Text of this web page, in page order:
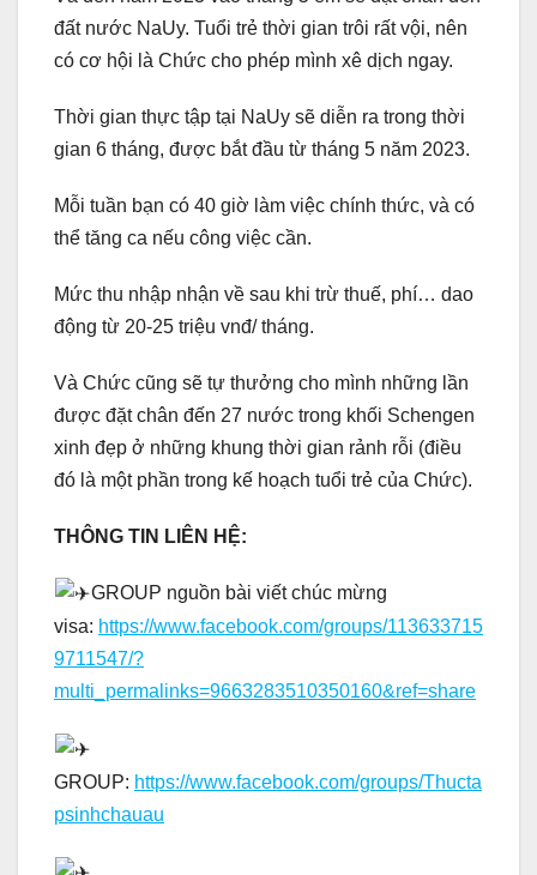
đất nước NaUy. Tuổi trẻ thời gian trôi rất vội, nên
có cơ hội là Chức cho phép mình xê dịch ngay.
Thời gian thực tập tại NaUy sẽ diễn ra trong thời
gian 6 tháng, được bắt đầu từ tháng 5 năm 2023.
Mỗi tuần bạn có 40 giờ làm việc chính thức, và có
thể tăng ca nếu công việc cần.
Mức thu nhập nhận về sau khi trừ thuế, phí… dao
động từ 20-25 triệu vnđ/ tháng.
Và Chức cũng sẽ tự thưởng cho mình những lần
được đặt chân đến 27 nước trong khối Schengen
xinh đẹp ở những khung thời gian rảnh rỗi (điều
đó là một phần trong kế hoạch tuổi trẻ của Chức).
THÔNG TIN LIÊN HỆ:
GROUP nguồn bài viết chúc mừng
visa: https://www.facebook.com/groups/113633715
9711547/?
multi_permalinks=9663283510350160&ref=share
GROUP: https://www.facebook.com/groups/Thucta
psinhchauau